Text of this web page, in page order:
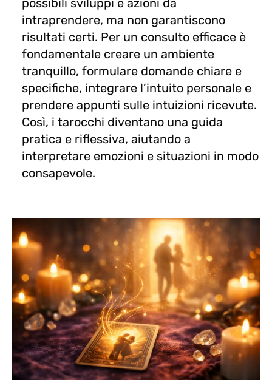
intraprendere, ma non garantiscono
risultati certi. Per un consulto efficace è
fondamentale creare un ambiente
tranquillo, formulare domande chiare e
specifiche, integrare l’intuito personale e
prendere appunti sulle intuizioni ricevute.
Così, i tarocchi diventano una guida
pratica e riflessiva, aiutando a
interpretare emozioni e situazioni in modo
consapevole.